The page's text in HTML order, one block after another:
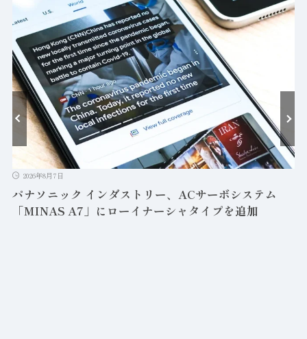
2026年8月7日
パナソニック インダストリー、ACサーボシステム
「MINAS A7」にローイナーシャタイプを追加